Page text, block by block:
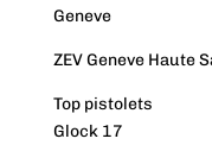
Geneve
ZEV Geneve Haute
Top pistolets
Glock 17